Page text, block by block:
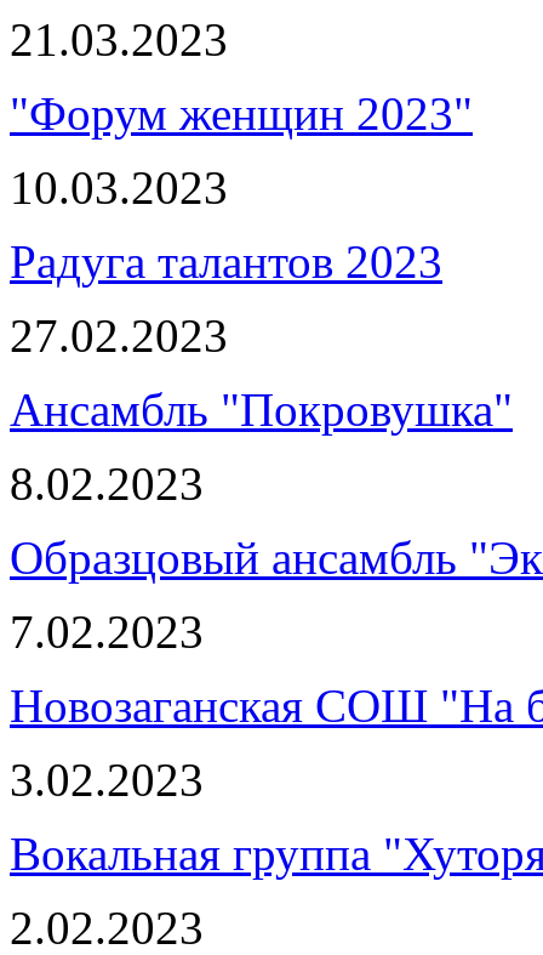
21.03.2023
"Форум женщин 2023"
10.03.2023
Радуга талантов 2023
27.02.2023
Ансамбль "Покровушка"
8.02.2023
Образцовый ансамбль
7.02.2023
Новозаганская СОШ "На
3.02.2023
Вокальная группа
2.02.2023